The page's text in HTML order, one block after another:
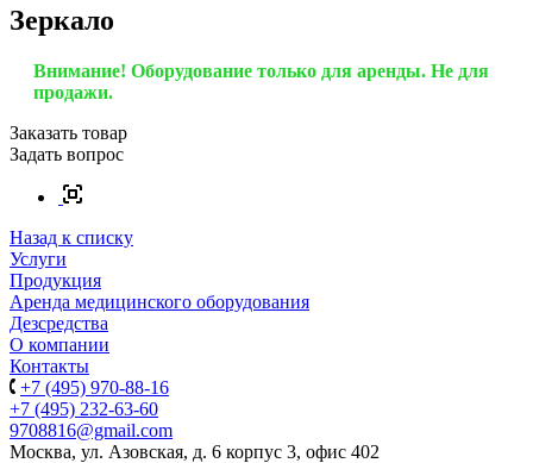
Зеркало
Внимание! Оборудование только для аренды. Не для
продажи.
Заказать товар
Задать вопрос
Назад к списку
Услуги
Продукция
Аренда медицинского оборудования
Дезсредства
О компании
Контакты
+7 (495) 970-88-16
+7 (495) 232-63-60
9708816@gmail.com
Москва, ул. Азовская, д. 6 корпус 3, офис 402